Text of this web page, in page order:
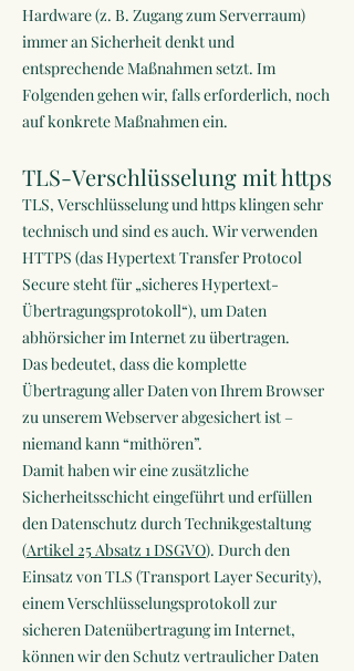
Hardware (z. B. Zugang zum Serverraum)
immer an Sicherheit denkt und
entsprechende Maßnahmen setzt. Im
Folgenden gehen wir, falls erforderlich, noch
auf konkrete Maßnahmen ein.
TLS-Verschlüsselung mit https
TLS, Verschlüsselung und https klingen sehr
technisch und sind es auch. Wir verwenden
HTTPS (das Hypertext Transfer Protocol
Secure steht für „sicheres Hypertext-
Übertragungsprotokoll“), um Daten
abhörsicher im Internet zu übertragen.
Das bedeutet, dass die komplette
Übertragung aller Daten von Ihrem Browser
zu unserem Webserver abgesichert ist –
niemand kann “mithören”.
Damit haben wir eine zusätzliche
Sicherheitsschicht eingeführt und erfüllen
den Datenschutz durch Technikgestaltung
(Artikel 25 Absatz 1 DSGVO). Durch den
Einsatz von TLS (Transport Layer Security),
einem Verschlüsselungsprotokoll zur
sicheren Datenübertragung im Internet,
können wir den Schutz vertraulicher Daten